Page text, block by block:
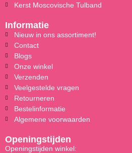
Kerst Moscovische Tulband
Informatie
Nieuw in ons assortiment!
Contact
Blogs
Onze winkel
Verzenden
Veelgestelde vragen
Retourneren
Bestelinformatie
Algemene voorwaarden
Openingstijden
Openingstijden winkel: